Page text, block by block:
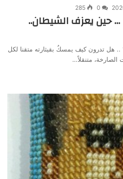
0
285
… حين يعزف الشيطان..
تدرون كيف يمسكُ بقيثارته متقنا لكل
الصارخة، متنقلاً…